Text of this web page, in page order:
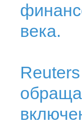
века.